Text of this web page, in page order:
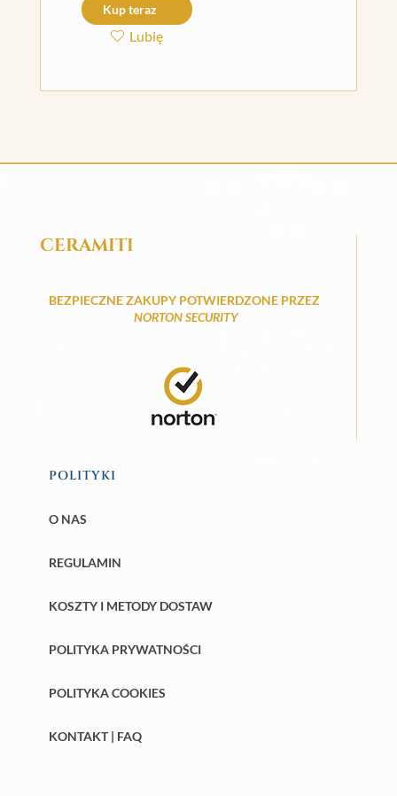
Kup teraz
Lubię
CERAMITI
BEZPIECZNE ZAKUPY POTWIERDZONE PRZEZ
NORTON SECURITY
POLITYKI
O NAS
REGULAMIN
KOSZTY I METODY DOSTAW
POLITYKA PRYWATNOŚCI
POLITYKA COOKIES
KONTAKT | FAQ